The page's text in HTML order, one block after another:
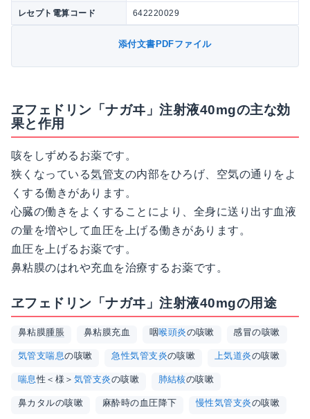
レセプト電算コード 642220029
添付文書PDFファイル
ヱフェドリン「ナガヰ」注射液40mgの主な効
果と作用
咳をしずめるお薬です。
狭くなっている気管支の内部をひろげ、空気の通りをよ
くする働きがあります。
心臓の働きをよくすることにより、全身に送り出す血液
の量を増やして血圧を上げる働きがあります。
血圧を上げるお薬です。
鼻粘膜のはれや充血を治療するお薬です。
ヱフェドリン「ナガヰ」注射液40mgの用途
鼻粘膜腫脹 鼻粘膜充血 咽喉頭炎の咳嗽 感冒の咳嗽
気管支喘息の咳嗽 急性気管支炎の咳嗽 上気道炎の咳嗽
喘息性＜様＞ 気管支炎の咳嗽 肺結核の咳嗽
鼻カタルの咳嗽 麻酔時の血圧降下 慢性気管支炎の咳嗽